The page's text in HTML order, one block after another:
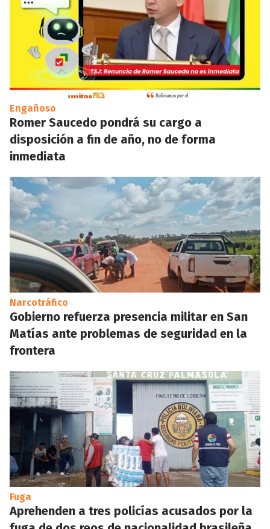
Engañoso
Romer Saucedo pondrá su cargo a
disposición a fin de año, no de forma
inmediata
Narcotráfico
Gobierno refuerza presencia militar en San
Matías ante problemas de seguridad en la
frontera
Fuga
Aprehenden a tres policías acusados por la